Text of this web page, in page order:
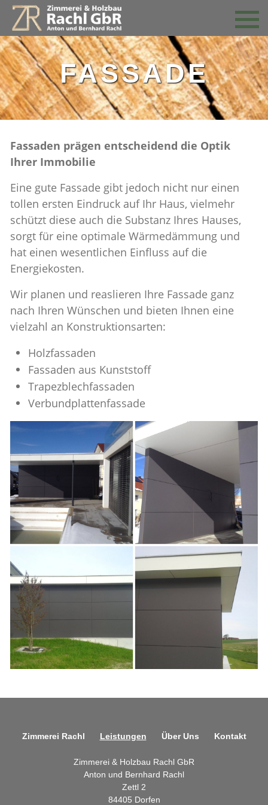
FASSADE
Fassaden prägen entscheidend die Optik
Ihrer Immobilie
Eine gute Fassade gibt jedoch nicht nur einen
tollen ersten Eindruck auf Ihr Haus, vielmehr
schützt diese auch die Substanz Ihres Hauses,
sorgt für eine optimale Wärmedämmung und
hat einen wesentlichen Einfluss auf die
Energiekosten.
Wir planen und reaslieren Ihre Fassade ganz
nach Ihren Wünschen und bieten Ihnen eine
vielzahl an Konstruktionsarten:
Holzfassaden
Fassaden aus Kunststoff
Trapezblechfassaden
Verbundplattenfassade
Zimmerei Rachl Leistungen Über Uns Kontakt
Zimmerei & Holzbau Rachl GbR
Anton und Bernhard Rachl
Zettl 2
84405 Dorfen